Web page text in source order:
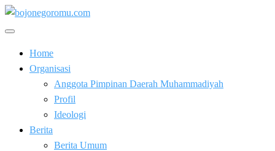
Skip
to
bojonegoromu.com
Home
Organisasi
Anggota Pimpinan Daerah Muhammadiyah
Profil
Ideologi
Berita
Berita Umum